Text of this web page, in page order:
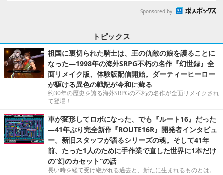
Sponsored by
トピックス
祖国に裏切られた騎士は、王の仇敵の娘を護ることに
なった―1998年の海外SRPG不朽の名作『幻世録』全
面リメイク版、体験版配信開始。ダーティーヒーロー
が駆ける異色の戦記が令和に蘇る
約30年の歴史を誇る海外SRPGの不朽の名作が全面リメイクされ
て登場！
車が変形してロボになった、でも『ルート16』だった
―41年ぶり完全新作『ROUTE16R』開発者インタビュ
ー。新旧スタッフが語るシリーズの魂。そして41年
前、たった1人のために手作業で直した世界に1本だけ
の“幻のカセット”の話
長い時を経て受け継がれる過去と、新たに生まれるものとは。